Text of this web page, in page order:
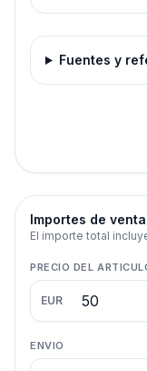
Fuentes y
Importes de venta
El importe total
PRECIO DEL
EUR
ENVIO